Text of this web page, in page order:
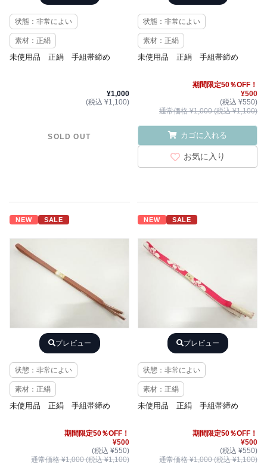
状態：非常によい
素材：正絹
未使用品 正絹 手組帯締め
¥1,000
(税込 ¥1,100)
SOLD OUT
状態：非常によい
素材：正絹
未使用品 正絹 手組帯締め
期間限定50％OFF！
¥500
(税込 ¥550)
通常価格 ¥1,000 (税込 ¥1,100)
カゴに入れる
お気に入り
NEW SALE
プレビュー
状態：非常によい
素材：正絹
未使用品 正絹 手組帯締め
期間限定50％OFF！
¥500
(税込 ¥550)
通常価格 ¥1,000 (税込 ¥1,100)
NEW SALE
プレビュー
状態：非常によい
素材：正絹
未使用品 正絹 手組帯締め
期間限定50％OFF！
¥500
(税込 ¥550)
通常価格 ¥1,000 (税込 ¥1,100)